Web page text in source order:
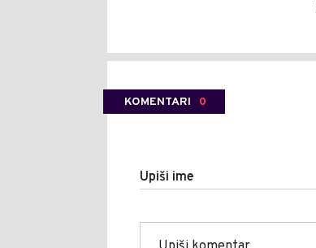
KOMENTARI 0
Upiši ime